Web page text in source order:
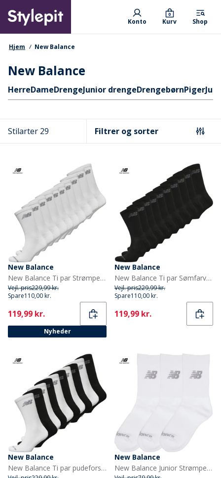
main
content
Primary departments
Konto Kurv
0
Shop
navigationssti
Hjem New Balance
New Balance
Hurtige links
HerreDameDrengeJunior drengeDrengebørnPiger
Stilarter 29 Filtrer og sorter
New Balance
New Balance Ti par Strømper med Polstring Hvid Crew
Vejl. pris229,99 kr.
Spare110,00 kr.
Current
119,99 kr.
Nyheder
New Balance
New Balance Ti par Sømfarvede Strømpebukser Sort
Vejl. pris229,99 kr.
Spare110,00 kr.
Current
119,99 kr.
New Balance
New Balance Ti par pudeforstærkede strømper Sort/Hvid
New Balance
New Balance Junior Strømper med Polstring 3-pak Hvid